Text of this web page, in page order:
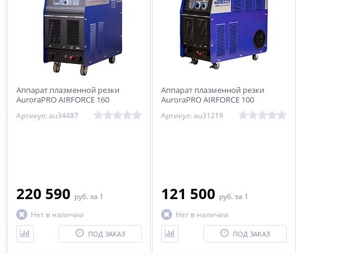
Аппарат плазменной резки
AuroraPRO AIRFORCE 160
Артикул: au34487
220 590 руб. за 1
Нет в наличии
ПОД ЗАКАЗ
Аппарат плазменной резки
AuroraPRO AIRFORCE 100
Артикул: au31219
121 500 руб. за 1
Нет в наличии
ПОД ЗАКАЗ